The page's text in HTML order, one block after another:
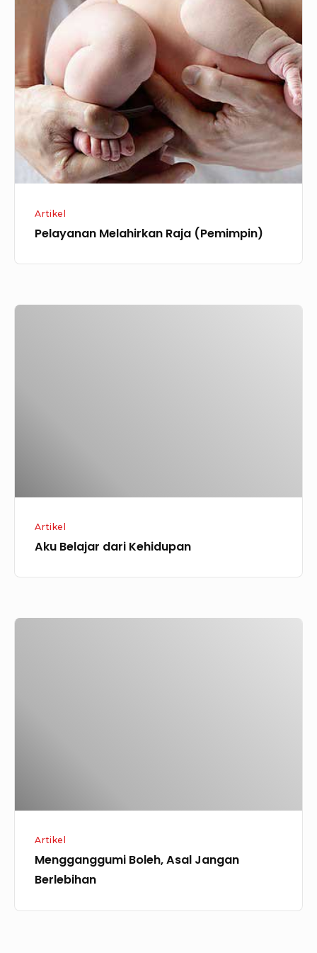
Melahirkan
(Pemimpin)
Artikel
Pelayanan Melahirkan Raja (Pemimpin)
Artikel
Aku Belajar dari Kehidupan
Artikel
Mengganggumi Boleh, Asal Jangan
Berlebihan